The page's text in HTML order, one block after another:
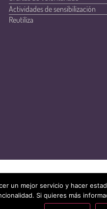
Actividades de sensibilización
Reutiliza
un mejor servicio y hacer
Si quieres más